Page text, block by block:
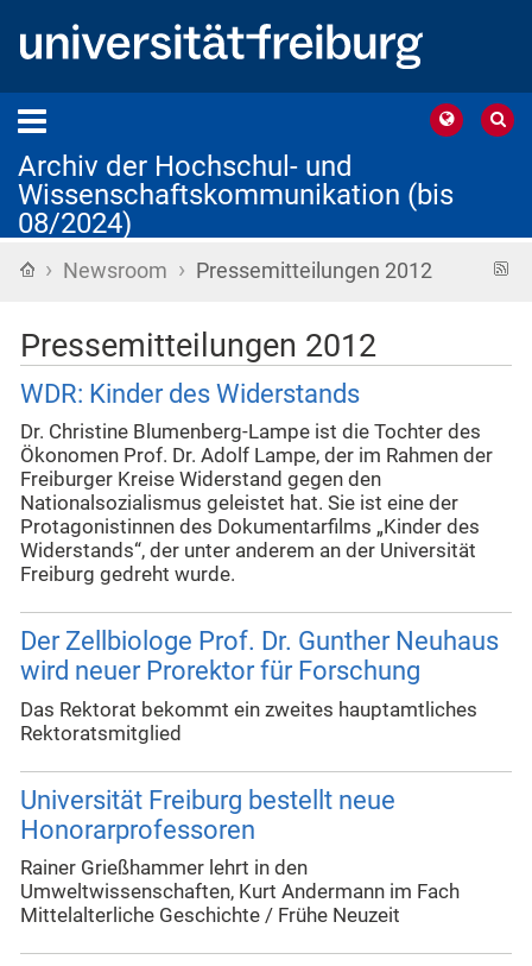
Archiv der Hochschul- und
Wissenschaftskommunikation (bis
08/2024)
Startseite
› Newsroom › Pressemitteilungen 2012
Pressemitteilungen 2012
WDR: Kinder des Widerstands
Dr. Christine Blumenberg-Lampe ist die Tochter des
Ökonomen Prof. Dr. Adolf Lampe, der im Rahmen der
Freiburger Kreise Widerstand gegen den
Nationalsozialismus geleistet hat. Sie ist eine der
Protagonistinnen des Dokumentarfilms „Kinder des
Widerstands“, der unter anderem an der Universität
Freiburg gedreht wurde.
Der Zellbiologe Prof. Dr. Gunther Neuhaus
wird neuer Prorektor für Forschung
Das Rektorat bekommt ein zweites hauptamtliches
Rektoratsmitglied
Universität Freiburg bestellt neue
Honorarprofessoren
Rainer Grießhammer lehrt in den
Umweltwissenschaften, Kurt Andermann im Fach
Mittelalterliche Geschichte / Frühe Neuzeit